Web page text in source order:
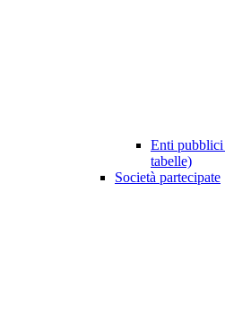
Enti
tabelle)
Società partecipate